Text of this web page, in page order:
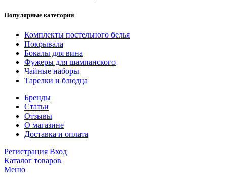
Популярные категории
Комплекты постельного белья
Покрывала
Бокалы для вина
Фужеры для шампанского
Чайные наборы
Тарелки и блюдца
Бренды
Статьи
Отзывы
О магазине
Доставка и оплата
Регистрация Вход
Каталог товаров
Меню